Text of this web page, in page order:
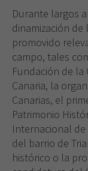
Durante largos
dinamización
promovido
campo, tales
Fundación de la
Canaria, la
Canarias, el
Patrimonio
Internacional de
del barrio de
histórico o la